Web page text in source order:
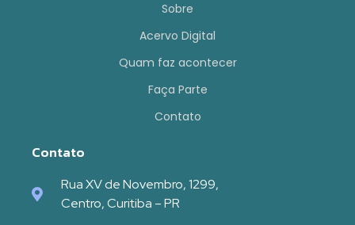
Sobre
Acervo Digital
Quam faz acontecer
Faça Parte
Contato
Contato
Rua XV de Novembro, 1299,
Centro, Curitiba – PR